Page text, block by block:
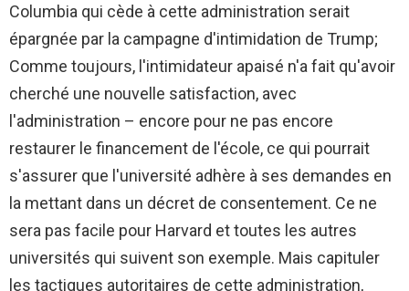
Columbia qui cède à cette administration serait
épargnée par la campagne d'intimidation de Trump;
Comme toujours, l'intimidateur apaisé n'a fait qu'avoir
cherché une nouvelle satisfaction, avec
l'administration – encore pour ne pas encore
restaurer le financement de l'école, ce qui pourrait
s'assurer que l'université adhère à ses demandes en
la mettant dans un décret de consentement. Ce ne
sera pas facile pour Harvard et toutes les autres
universités qui suivent son exemple. Mais capituler
les tactiques autoritaires de cette administration,